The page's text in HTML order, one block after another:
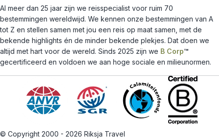
Al meer dan 25 jaar zijn we reisspecialist voor ruim 70
bestemmingen wereldwijd. We kennen onze bestemmingen van A
tot Z en stellen samen met jou een reis op maat samen, met de
bekende highlights én de minder bekende plekjes. Dat doen we
altijd met hart voor de wereld. Sinds 2025 zijn we B Corp™
gecertificeerd en voldoen we aan hoge sociale en milieunormen.
© Copyright 2000 - 2026 Riksja Travel